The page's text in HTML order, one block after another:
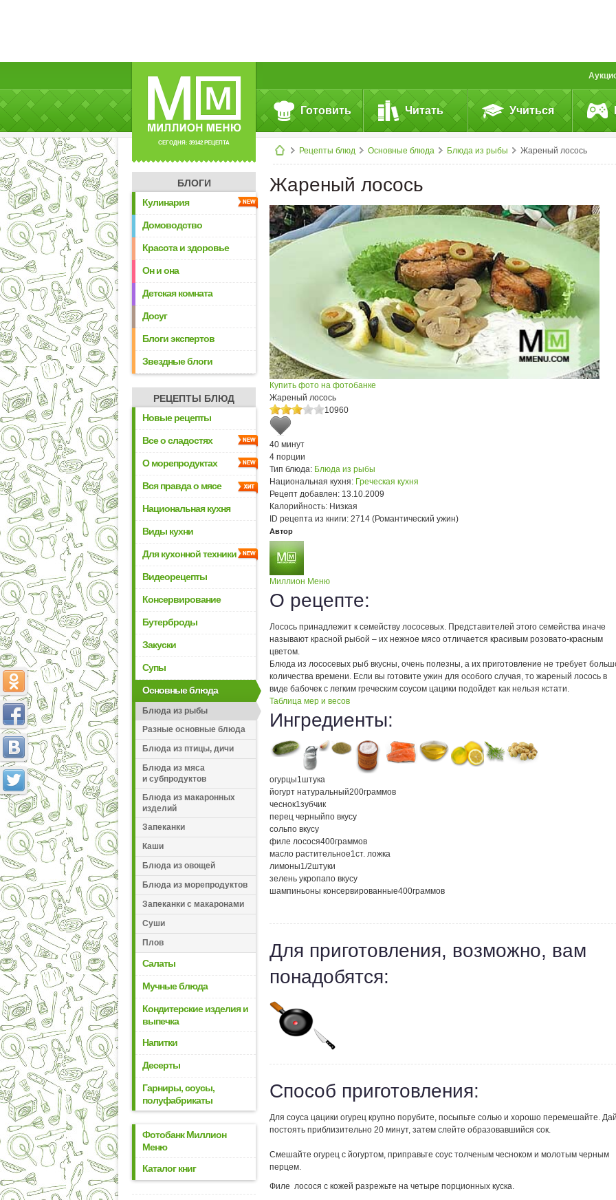
СЕГОДНЯ: 39142 РЕЦЕПТА
Готовить Читать Учиться
Рецепты блюд Основные блюда Блюда из рыбы Жареный лосось
БЛОГИ
Кулинария
Домоводство
Красота и здоровье
Он и она
Детская комната
Досуг
Блоги экспертов
Звездные блоги
РЕЦЕПТЫ БЛЮД
Новые рецепты
Все о сладостях
О морепродуктах
Вся правда о мясе
Национальная кухня
Виды кухни
Для кухонной техники
Видеорецепты
Консервирование
Бутерброды
Закуски
Супы
Основные блюда
Блюда из рыбы
Разные основные блюда
Блюда из птицы, дичи
Блюда из мяса
и субпродуктов
Блюда из макаронных
изделий
Запеканки
Каши
Блюда из овощей
Блюда из морепродуктов
Запеканки с макаронами
Суши
Плов
Салаты
Мучные блюда
Кондитерские изделия и
выпечка
Напитки
Десерты
Гарниры, соусы,
полуфабрикаты
Фотобанк Миллион
Меню
Каталог книг
Жареный лосось
Купить фото на фотобанке
Жареный лосось
10960
40 минут
4 порции
Тип блюда: Блюда из рыбы
Национальная кухня: Греческая кухня
Рецепт добавлен: 13.10.2009
Калорийность: Низкая
ID рецепта из книги: 2714 (Романтический ужин)
Автор
Миллион Меню
О рецепте:
Лосось принадлежит к семейству лососевых. Представителей этого семейства иначе
называют красной рыбой – их нежное мясо отличается красивым розовато-красным
цветом.
Блюда из лососевых рыб вкусны, очень полезны, а их приготовление не требует
количества времени. Если вы готовите ужин для особого случая, то жареный лосось в
виде бабочек с легким греческим соусом цацики подойдет как нельзя кстати.
Таблица мер и весов
Ингредиенты:
огурцы1штука
йогурт натуральный200граммов
чеснок1зубчик
перец черныйпо вкусу
сольпо вкусу
филе лосося400граммов
масло растительное1ст. ложка
лимоны1/2штуки
зелень укропапо вкусу
шампиньоны консервированные400граммов
Для приготовления, возможно, вам
понадобятся:
Способ приготовления:
Для соуса цацики огурец крупно порубите, посыпьте солью и хорошо перемешайте.
постоять приблизительно 20 минут, затем слейте образовавшийся сок.
Смешайте огурец с йогуртом, приправьте соус толченым чесноком и молотым черным
перцем.
Филе лосося с кожей разрежьте на четыре порционных куска.